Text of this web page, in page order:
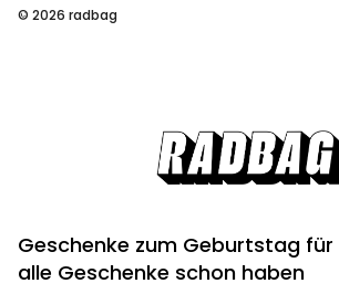
© 2026 radbag
Geschenke zum Geburtstag für
alle Geschenke schon haben